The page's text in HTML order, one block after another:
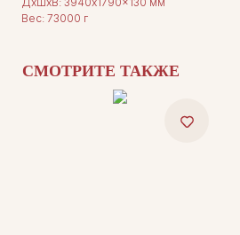
Вес: 73000 г
СМОТРИТЕ ТАКЖЕ